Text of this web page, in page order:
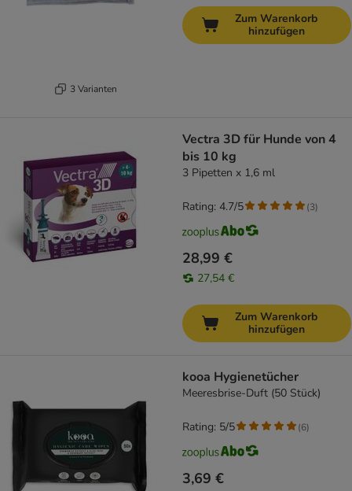
3 Varianten
Zum Warenkorb
hinzufügen
Vectra 3D für Hunde von 4
bis 10 kg
3 Pipetten x 1,6 ml
28,99 €
27,54 €
Rating: 4.7/5 (3)
Zum Warenkorb
hinzufügen
kooa Hygienetücher
Meeresbrise-Duft (50 Stück)
3,69 €
Rating: 5/5 (6)